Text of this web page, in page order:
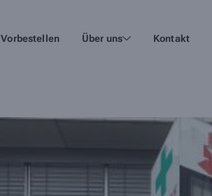
Vorbestellen Über uns Kontakt